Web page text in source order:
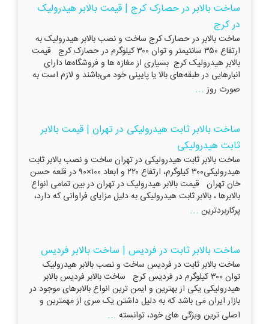
ساخت بالابر در حصارک کرج | قیمت بالابر هیدرولیک
در کرج
ساخت بالابر در حصارک کرج ساخت و نصب بالابر هیدرولیک به
ارتفاع ۳۵۰ سانتیمتر و توان ۳۰۰ کیلوگرم در حصارک کرج قیمت
بالابر هیدرولیک کرج بسیاری از مغازه ها و فروشگاه‌ها دارای
انبارهایی در طبقه‌های بالا یا پایینی خود می‌باشند و لازم است به
صورت روز ...
ساخت بالابر ثابت هیدرولیکی در تهران | قیمت بالابر
ثابت هیدرولیکی
ساخت بالابر ثابت هیدرولیکی در تهران ساخت و نصب بالابر ثابت
هیدرولیکی۳۰۰ کیلوگرم، ارتفاع ۲۲۰ و ابعاد ۱۰۰×۹۰ در قلعه حسن
خان تهران قیمت بالابر هیدرولیک در تهران در بین تمامی انواع
بالابرها ، بالابر ثابت هیدرولیکی به دلیل مزایای فراوانی که دارد،
پرکاربردترین ...
ساخت بالابر ثابت در فردیس | ساخت بالابر فردیس
ساخت بالابر ثابت در فردیس ساخت و نصب بالابر هیدرولیک
توان ۳۰۰ کیلوگرم در فردیس کرج ساخت بالابر فردیس بالابر
هیدرولیکی یکی از بهترین و ایمن ترین انواع بالابرهای موجود در
بازار ایران می باشد که به دلیل داشتن یک سری از مهمترین و
اصلی ترین ویژگی های خود، توانسته ...